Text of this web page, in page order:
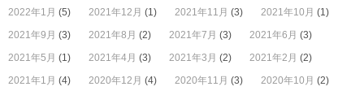
2022年1月 (5) 2021年12月 (1) 2021年11月 (3) 2021年10月 (1)
2021年9月 (3) 2021年8月 (2) 2021年7月 (3) 2021年6月 (3)
2021年5月 (1) 2021年4月 (3) 2021年3月 (2) 2021年2月 (2)
2021年1月 (4) 2020年12月 (4) 2020年11月 (3) 2020年10月 (2)